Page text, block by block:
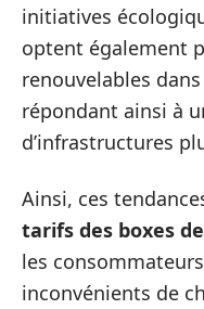
initiatives
optent également
renouvelables
répondant ainsi à
d’infrastructures
Ainsi, ces
tarifs des boxes
les
inconvénients de